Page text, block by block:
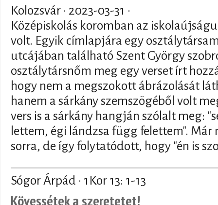
Kolozsvár · 2023-03-31 ·
Középiskolás koromban az
volt. Egyik címlapjára egy
utcájában található Szent György
osztálytársnőm meg egy verset írt
hogy nem a megszokott ábrázolását
hanem a sárkány szemszögéből volt
vers is a sárkány hangján szólalt meg:
lettem, égi lándzsa függ felettem".
sorra, de így folytatódott, hogy "én is
Sógor Árpád · 1Kor 13: 1-13
Kövessétek a szeretetet!